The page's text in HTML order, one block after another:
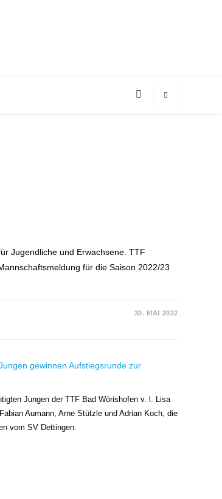
Jugendliche und Erwachsene. TTF
für die Saison 2022/23
30. MAI 2022
Jungen der TTF Bad Wörishofen v. l. Lisa
Aumann, Arne Stützle und Adrian Koch, die
vom SV Dettingen.